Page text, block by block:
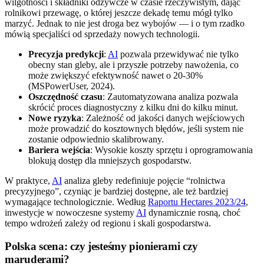
rolnikowi przewagę, o której jeszcze dekadę temu mógł tylko
marzyć. Jednak to nie jest droga bez wybojów — i o tym rzadko
mówią specjaliści od sprzedaży nowych technologii.
Precyzja predykcji: AI pozwala przewidywać nie tylko
obecny stan gleby, ale i przyszłe potrzeby nawożenia, co
może zwiększyć efektywność nawet o 20-30%
(MSPowerUser, 2024).
Oszczędność czasu: Zautomatyzowana analiza pozwala
skrócić proces diagnostyczny z kilku dni do kilku minut.
Nowe ryzyka: Zależność od jakości danych wejściowych
może prowadzić do kosztownych błędów, jeśli system nie
zostanie odpowiednio skalibrowany.
Bariera wejścia: Wysokie koszty sprzętu i oprogramowania
blokują dostęp dla mniejszych gospodarstw.
W praktyce, AI analiza gleby redefiniuje pojęcie “rolnictwa
precyzyjnego”, czyniąc je bardziej dostępne, ale też bardziej
wymagające technologicznie. Według Raportu Hectares 2023/24,
inwestycje w nowoczesne systemy AI dynamicznie rosną, choć
tempo wdrożeń zależy od regionu i skali gospodarstwa.
Polska scena: czy jesteśmy pionierami czy
maruderami?